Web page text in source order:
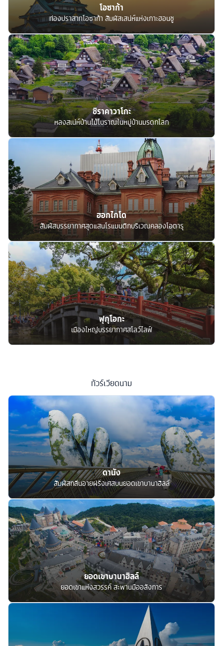
โอซาก้า
ท่องปราสาทโอซาก้า สัมผัสเสน่ห์แห่งเกาะฮอนชู
ชิราคาวาโกะ
หลงสเน่ห์บ้านไม้โบราณในหมู่บ้านมรดกโลก
ฮอกไกโด
สัมผัสบรรยากาศสุดแสนโรแมนติกบริเวณคลองโอตารุ
ฟุกุโอกะ
เมืองใหญ่บรรยากาศสโลว์ไลฟ์
ทัวร์เวียดนาม
ดานัง
สัมผัสกลิ่นอายฝรั่งเศสบนยอดเขาบานาฮิลล์
ยอดเขาบานาฮิลล์
ยอดเขาแห่งสวรรค์ สะพานมืออลังการ